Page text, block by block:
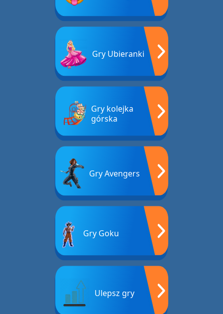
Gry Ubieranki
Gry kolejka
górska
Gry Avengers
Gry Goku
Ulepsz gry